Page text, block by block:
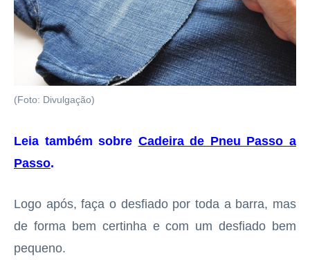
(Foto: Divulgação)
Leia também sobre Cadeira de Pneu Passo a
Passo.
Logo após, faça o desfiado por toda a barra, mas
de forma bem certinha e com um desfiado bem
pequeno.